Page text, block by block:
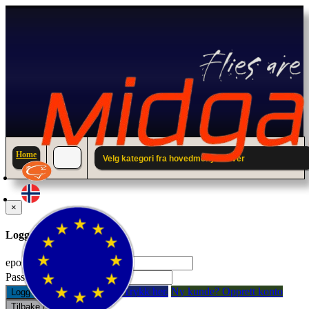
Home Velg kategori fra hovedmenyen over
×
Logg inn til din konto.
epostadresse:
Passord:
Logg inn Glemt passord? Trykk her. Ny kunde? Opprett konto
Tilbake / Lukk